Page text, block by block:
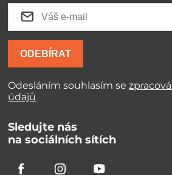
ODEBÍRAT
Odesláním souhlasím se
údajů
Sledujte nás
na sociálních sítích